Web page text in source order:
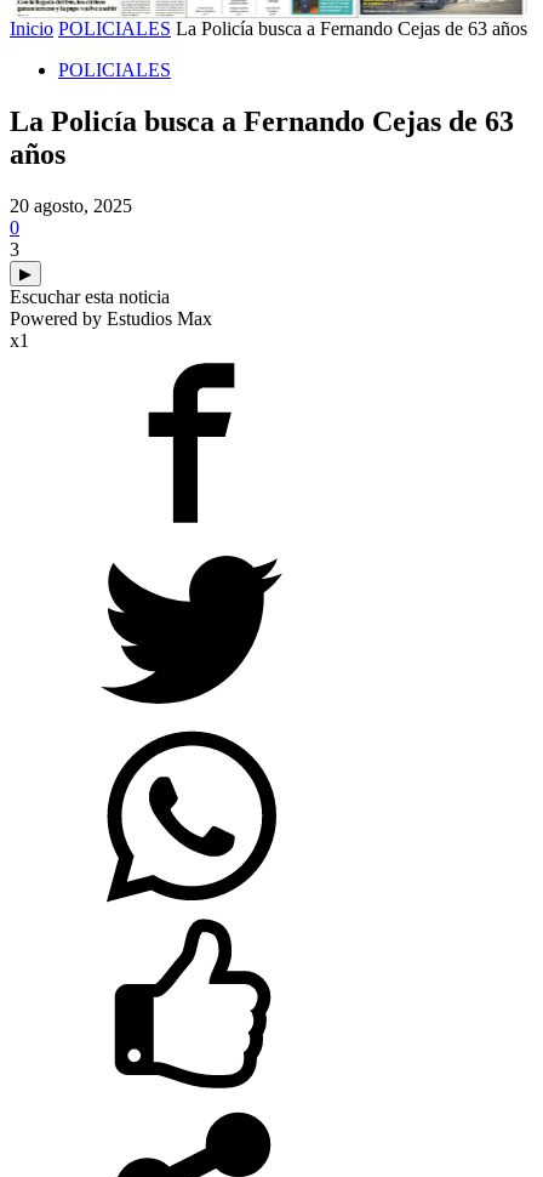
Inicio POLICIALES La Policía busca a Fernando Cejas de 63 años
POLICIALES
La Policía busca a Fernando Cejas de 63
años
20 agosto, 2025
0
3
▶
Escuchar esta noticia
Powered by Estudios Max
x1